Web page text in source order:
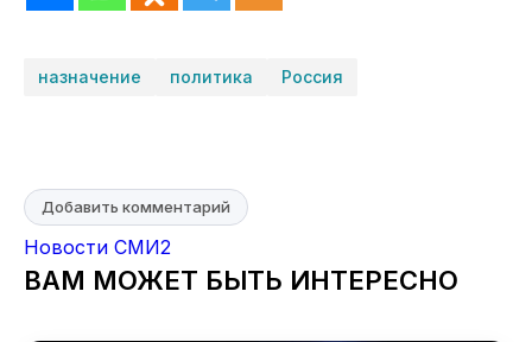
назначение политика Россия
Добавить комментарий
Новости СМИ2
ВАМ МОЖЕТ БЫТЬ ИНТЕРЕСНО